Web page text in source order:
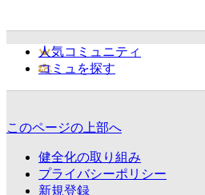
人気コミュニティ
コミュを探す
このページの上部へ
健全化の取り組み
プライバシーポリシー
新規登録